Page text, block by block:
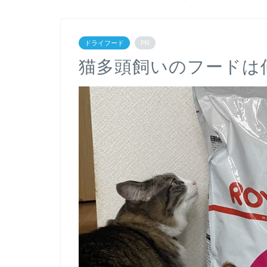
ドライフード PR
猫多頭飼いのフードは